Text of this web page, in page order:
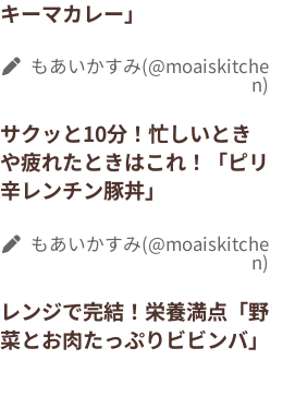
キーマカレー」
もあいかすみ(@moaiskitche
n)
サクッと10分！忙しいとき
や疲れたときはこれ！「ピリ
辛レンチン豚丼」
もあいかすみ(@moaiskitche
n)
レンジで完結！栄養満点「野
菜とお肉たっぷりビビンバ」